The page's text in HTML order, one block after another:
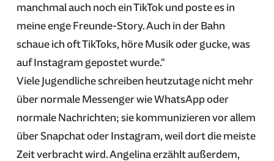
manchmal auch noch ein TikTok und poste es in
meine enge Freunde-Story. Auch in der Bahn
schaue ich oft TikToks, höre Musik oder gucke, was
auf Instagram gepostet wurde.“
Viele Jugendliche schreiben heutzutage nicht mehr
über normale Messenger wie WhatsApp oder
normale Nachrichten; sie kommunizieren vor allem
über Snapchat oder Instagram, weil dort die meiste
Zeit verbracht wird. Angelina erzählt außerdem,